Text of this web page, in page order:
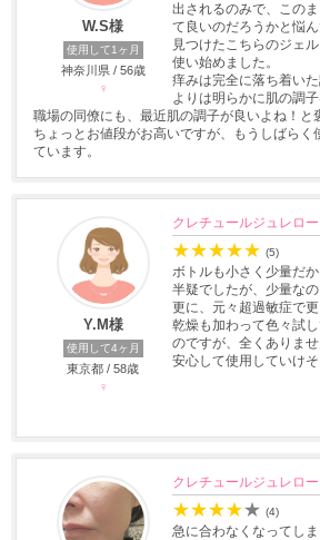
W.S様
使用して1ヶ月
神奈川県 / 56歳
♀
出されるのみで、この
て良いのだろうかと悩
見つけたこちらのジェ
使い始めました。
痒みは完全に落ち着い
よりは明らかに肌の調
職場の同僚にも、最近肌の調子が良いよね！と
ちょっとお値段がお高いですが、もうしばらく
ています。
Y.M様
使用して4ヶ月
東京都 / 58歳
♀
クレチュールジュレロ
★★★★★ (5)
ボトルも小さく少量だ
半疑でしたが、少量な
更に、元々超過敏症で
乾燥も加わって色々試
のですが、全くありませ
安心して使用していけそ
クレチュールジュレロ
★★★★★ (4)
急に合わなくなってし